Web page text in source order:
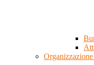
Organizzazione